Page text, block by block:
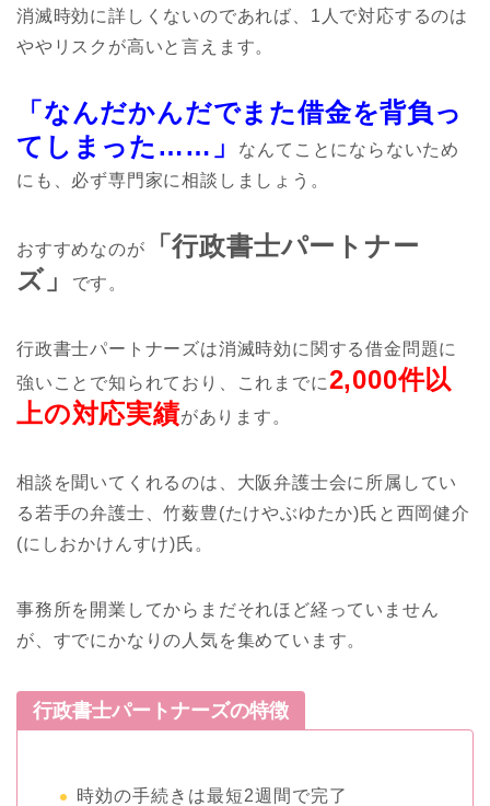
消滅時効に詳しくないのであれば、1人で対応するのは
ややリスクが高いと言えます。
「なんだかんだでまた借金を背負っ
てしまった……」
なんてことにならないため
にも、必ず専門家に相談しましょう。
おすすめなのが
「行政書士パートナー
ズ」
です。
行政書士パートナーズは消滅時効に関する借金問題に
強いことで知られており、これまでに2,000件以
上の対応実績があります。
相談を聞いてくれるのは、大阪弁護士会に所属してい
る若手の弁護士、竹薮豊(たけやぶゆたか)氏と西岡健介
(にしおかけんすけ)氏。
事務所を開業してからまだそれほど経っていません
が、すでにかなりの人気を集めています。
行政書士パートナーズの特徴
時効の手続きは最短2週間で完了